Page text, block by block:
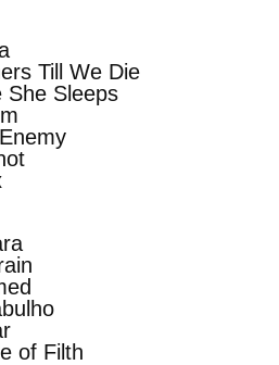
Till We Die
She Sleeps
of Filth